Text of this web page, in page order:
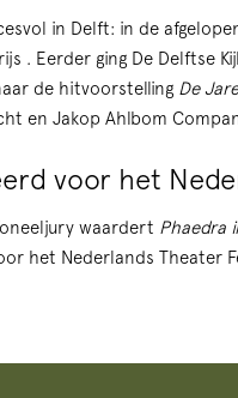
in Delft: in de
. Eerder ging De Delftse
de hitvoorstelling De
en Jakop Ahlbom
voor het
waardert Phaedra
het Nederlands Theater